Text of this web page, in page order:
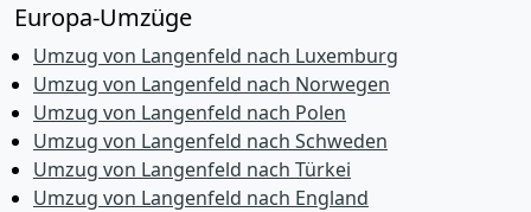
Europa-Umzüge
Umzug von Langenfeld nach Luxemburg
Umzug von Langenfeld nach Norwegen
Umzug von Langenfeld nach Polen
Umzug von Langenfeld nach Schweden
Umzug von Langenfeld nach Türkei
Umzug von Langenfeld nach England